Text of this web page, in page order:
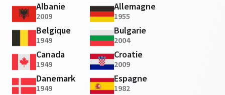
Albanie
2009
Allemagne
1955
Belgique
1949
Bulgarie
2004
Canada
1949
Croatie
2009
Danemark
1949
Espagne
1982